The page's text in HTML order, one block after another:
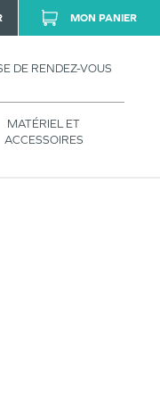
DE RENDEZ-VOUS
MATÉRIEL ET
ACCESSOIRES
MON PANIER